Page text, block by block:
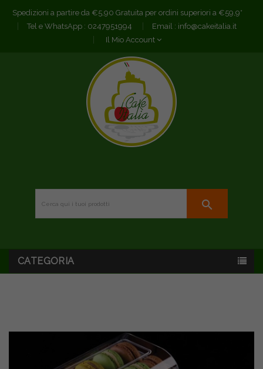
Spedizioni a partire da €5,90 Gratuita per ordini superiori a €59,9*
Tel e WhatsApp : 0247951994 Email : info@cakeitalia.it
Il Mio Account
search
CATEGORIA